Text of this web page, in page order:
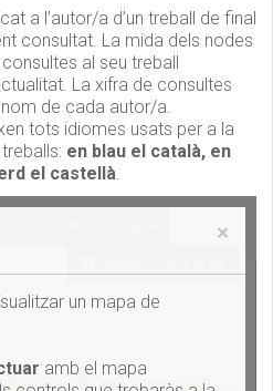
a l’autor/a d’un treball de final
consultat. La mida dels nodes
al seu treball
La xifra de consultes
de cada autor/a.
tots idiomes usats per a la
en blau el català, en
el castellà.